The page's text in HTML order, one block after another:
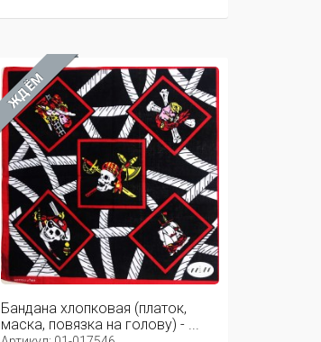
ЖДЁМ
Бандана хлопковая (платок,
маска, повязка на голову) - ...